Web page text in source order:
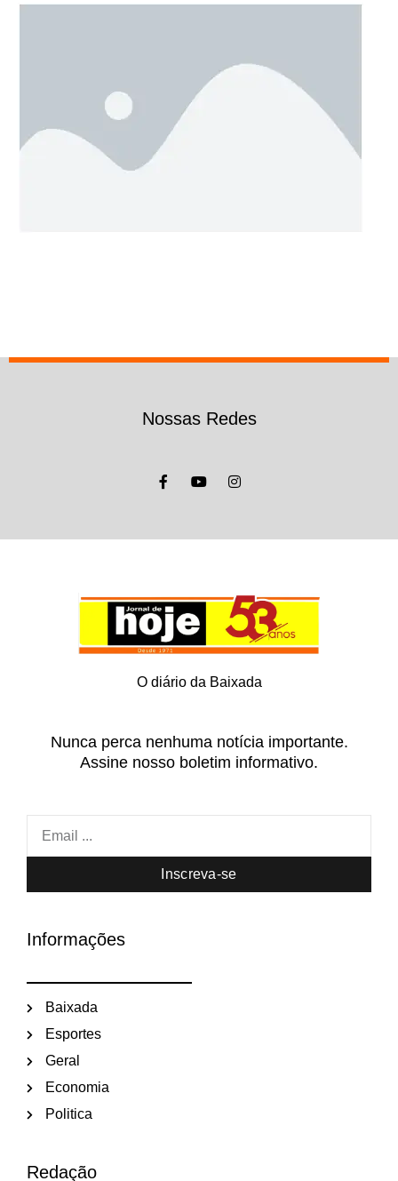
Nossas Redes
O diário da Baixada
Nunca perca nenhuma notícia importante.
Assine nosso boletim informativo.
Inscreva-se
Informações
Baixada
Esportes
Geral
Economia
Politica
Redação